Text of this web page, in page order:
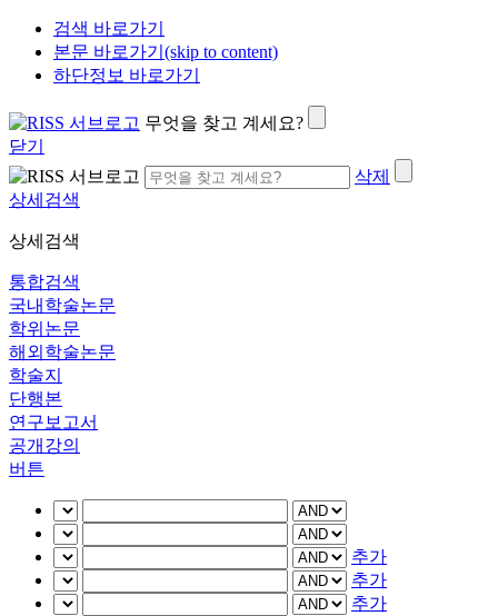
검색 바로가기
본문 바로가기(skip to content)
하단정보 바로가기
무엇을 찾고 계세요?
닫기
삭제
상세검색
상세검색
통합검색
국내학술논문
학위논문
해외학술논문
학술지
단행본
연구보고서
공개강의
버튼
추가
추가
추가